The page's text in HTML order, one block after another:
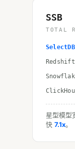
SSB
TOTAL
SelectDB
Redshift
星型模型
快 7.1x。